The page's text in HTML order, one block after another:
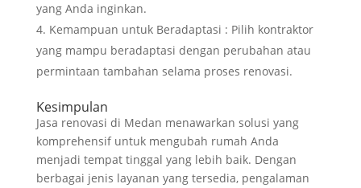
yang Anda inginkan.
Kemampuan untuk Beradaptasi : Pilih kontraktor
yang mampu beradaptasi dengan perubahan atau
permintaan tambahan selama proses renovasi.
Kesimpulan
Jasa renovasi di Medan menawarkan solusi yang
komprehensif untuk mengubah rumah Anda
menjadi tempat tinggal yang lebih baik. Dengan
berbagai jenis layanan yang tersedia, pengalaman